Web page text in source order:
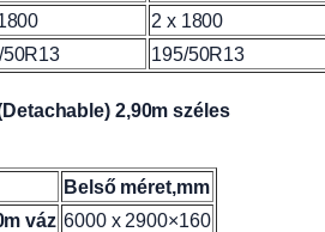
2 x 1800
50R13 195/50R13
2,90m széles
Belső méret,mm
váz 6000 x 2900×160